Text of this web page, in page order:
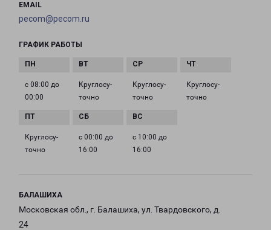
EMAIL
pecom@pecom.ru
ГРАФИК РАБОТЫ
с 08:00 до
00:00
Круглосу­
точно
Круглосу­
точно
Круглосу­
точно
Круглосу­
точно
с 00:00 до
16:00
с 10:00 до
16:00
БАЛАШИХА
Московская обл., г. Балашиха, ул. Твардовского, д.
24